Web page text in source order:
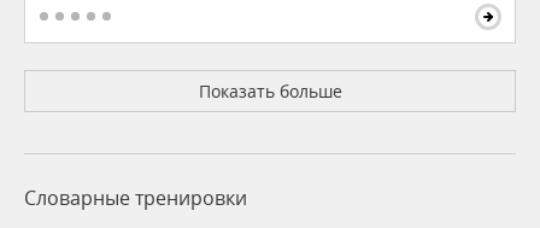
Показать больше
Словарные тренировки